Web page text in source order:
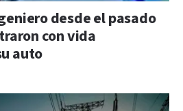
desde el pasado
con vida
auto